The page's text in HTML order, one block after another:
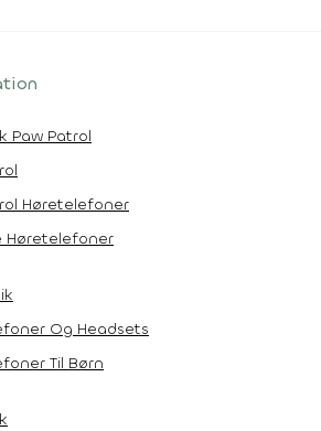
Paw Patrol
Høretelefoner
Høretelefoner
Og Headsets
Til Børn